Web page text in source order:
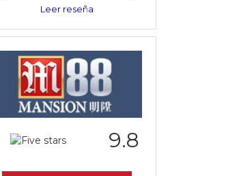
Leer reseña
9.8